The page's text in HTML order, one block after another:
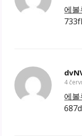
에
4
에